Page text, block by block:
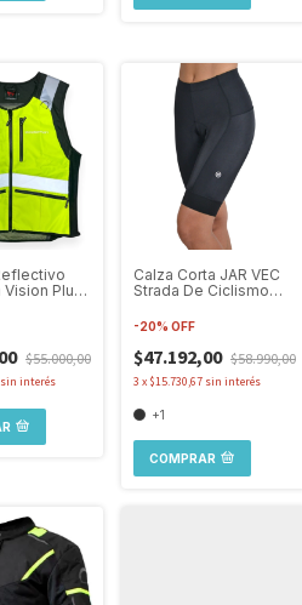
Plus
$55.000,00
sin interés
Calza Corta JAR VEC
Strada De Ciclismo
-20% OFF
$47.192,00 $58.990,00
3 x $15.730,67 sin interés
+1
COMPRAR